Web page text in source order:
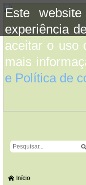
Este
experiência
aceitar o uso
mais
e Política de
Início